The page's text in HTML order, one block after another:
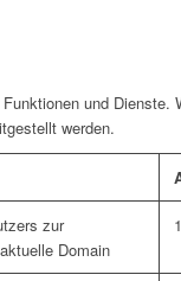
und Dienste.
werden.
zur
Domain